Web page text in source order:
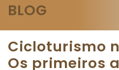
BLOG
Cicloturismo
Os primeiros